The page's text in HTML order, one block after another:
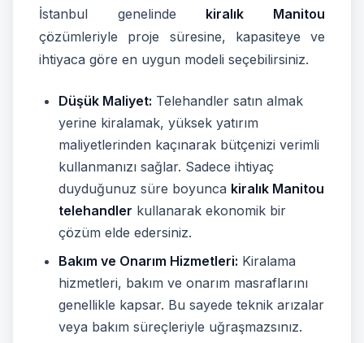
İstanbul genelinde kiralık Manitou
çözümleriyle proje süresine, kapasiteye ve
ihtiyaca göre en uygun modeli seçebilirsiniz.
Düşük Maliyet: Telehandler satın almak
yerine kiralamak, yüksek yatırım
maliyetlerinden kaçınarak bütçenizi verimli
kullanmanızı sağlar. Sadece ihtiyaç
duyduğunuz süre boyunca kiralık Manitou
telehandler kullanarak ekonomik bir
çözüm elde edersiniz.
Bakım ve Onarım Hizmetleri: Kiralama
hizmetleri, bakım ve onarım masraflarını
genellikle kapsar. Bu sayede teknik arızalar
veya bakım süreçleriyle uğraşmazsınız.